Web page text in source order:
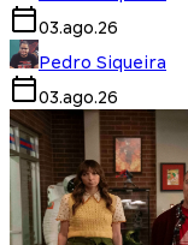
03.ago.26
Pedro Siqueira
03.ago.26